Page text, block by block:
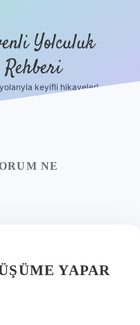
Yolculuk
Rehberi
keyifli hikayeler!
NE
YAPAR